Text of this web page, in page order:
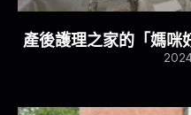
產後護理之家的「媽咪